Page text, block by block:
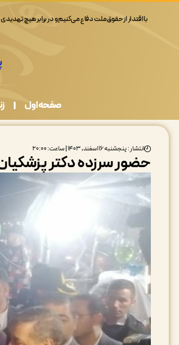
صفحه اول
انتشار : پنجشنبه ۱۶ اسفند, ۱۴۰۳ | ساعت: ۲۰:۰۰
حضور سرزده دکتر